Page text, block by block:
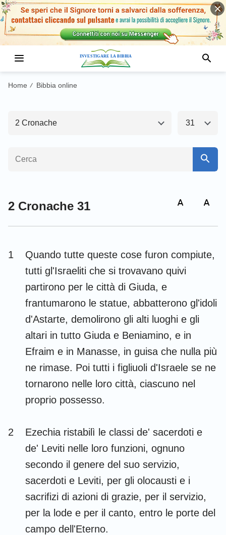
Home / Bibbia online
2 Cronache
Antico Testamento1 Nuovo Testamento
Genesi
Deuteronomio
Ester Giobbe
Proverbi
Ecclesiaste Cantici
Isaia Geremia
Lamentazioni Ezechiele
Daniele Osea
Michea Nahum
Sofonia
Aggeo Zaccaria
Malachia
31
2 Cronache 31
1
Quando tutte queste cose furon compiute,
tutti gl'Israeliti che si trovavano quivi
partirono per le città di Giuda, e
frantumarono le statue, abbatterono gl'idoli
d'Astarte, demolirono gli alti luoghi e gli
altari in tutto Giuda e Beniamino, e in
Efraim e in Manasse, in guisa che nulla più
ne rimase. Poi tutti i figliuoli d'Israele se ne
tornarono nelle loro città, ciascuno nel
proprio possesso.
2
Ezechia ristabilì le classi de' sacerdoti e
de' Leviti nelle loro funzioni, ognuno
secondo il genere del suo servizio,
sacerdoti e Leviti, per gli olocausti e i
sacrifizi di azioni di grazie, per il servizio,
per la lode e per il canto, entro le porte del
campo dell'Eterno.